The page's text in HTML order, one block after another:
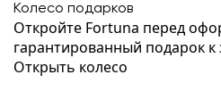
Колесо подарков
Откройте Fortuna перед
гарантированный подарок к
Открыть колесо